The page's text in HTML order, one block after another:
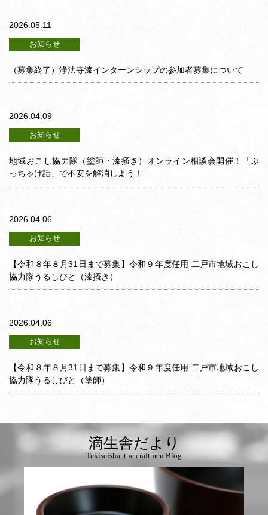
2026.05.11
お知らせ
（募集終了）浄法寺漆インターンシップの参加者募集について
2026.04.09
お知らせ
地域おこし協力隊（塗師・漆掻き）オンライン相談会開催！「ぶ
っちゃけ話」で不安を解消しよう！
2026.04.06
お知らせ
【令和８年８月31日まで募集】令和９年度任用 二戸市地域おこし
協力隊うるしびと（漆掻き）
2026.04.06
お知らせ
【令和８年８月31日まで募集】令和９年度任用 二戸市地域おこし
協力隊うるしびと（塗師）
滴生舎だより
Tekiseisha, the craftmen Blog